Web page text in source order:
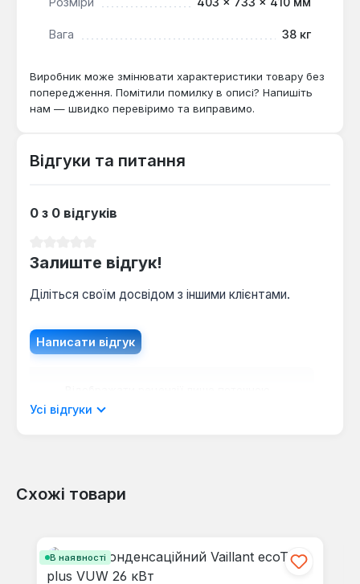
можливість точного контролю за температурним
низькотемпературними системами опалення,
Вага 38 кг
Виробник може змінювати характеристики товару без
попередження. Помітили помилку в описі? Напишіть
нам — швидко перевіримо та виправимо.
Відгуки та питання
0 з 0 відгуків
Залиште відгук!
Діліться своїм досвідом з іншими клієнтами.
Написати відгук
мовою.
Відгуків не знайдено. Поділіться
Усі відгуки
Схожі товари
В наявності